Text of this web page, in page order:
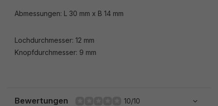
Abmessungen: L 30 mm x B 14 mm
Lochdurchmesser: 12 mm
Knopfdurchmesser: 9 mm
Bewertungen 10/10